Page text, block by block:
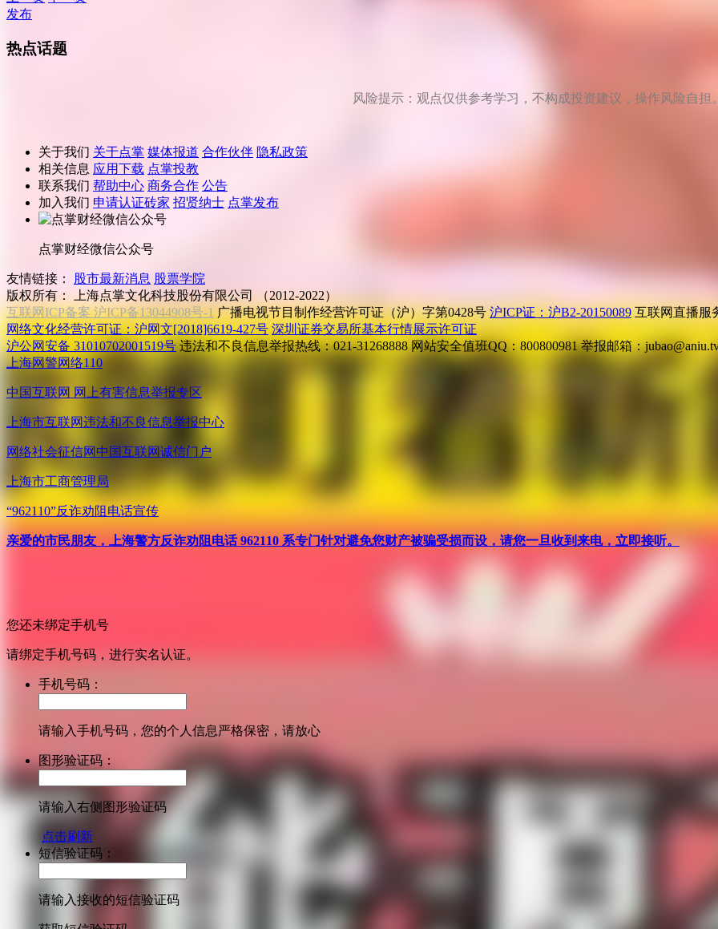
发布
热点话题
风险提示：观点仅供参考学习，不构成投资建议，操作风险自担
关于我们 关于点掌 媒体报道 合作伙伴 隐私政策
相关信息 应用下载 点掌投教
联系我们 帮助中心 商务合作 公告
加入我们 申请认证砖家 招贤纳士 点掌发布
点掌财经微信公众号
友情链接： 股市最新消息 股票学院
版权所有： 上海点掌文化科技股份有限公司 （2012-2022）
互联网ICP备案 沪ICP备13044908号-1 广播电视节目制作经营许可证（沪）字第0428号 沪ICP证：沪B2-20150089 互联网直播服
网络文化经营许可证：沪网文[2018]6619-427号 深圳证券交易所基本行情展示许可证
沪公网安备 31010702001519号 违法和不良信息举报热线：021-31268888 网站安全值班QQ：800800981 举报邮箱：
上海网警网络110
中国互联网 网上有害信息举报专区
上海市互联网违法和不良信息举报中心
网络社会征信网 中国互联网诚信门户
上海市工商管理局
“962110”反诈劝阻电话宣传
亲爱的市民朋友，上海警方反诈劝阻电话 962110 系专门针对避免您财产被骗受损而设，请您一旦收到来电，立即接听。
您还未绑定手机号
请绑定手机号码，进行实名认证。
手机号码：
请输入手机号码，您的个人信息严格保密，请放心
图形验证码：
请输入右侧图形验证码
点击刷新
短信验证码：
请输入接收的短信验证码